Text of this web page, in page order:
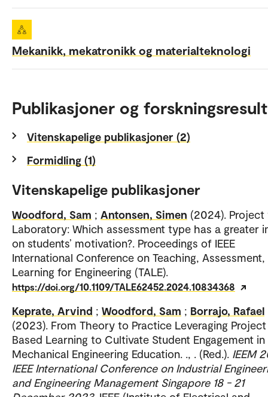
Mekanikk, mekatronikk og materialteknologi
Publikasjoner og
Vitenskapelige publikasjoner (2)
Formidling (1)
Vitenskapelige publikasjoner
Woodford, Sam ; Antonsen, Simen (2024). Project
Laboratory: Which assessment type has a greater
on students’ motivation?. Proceedings of IEEE
International Conference on Teaching, Assessment,
Learning for Engineering (TALE).
https://doi.org/10.1109/TALE62452.2024.10834368
Keprate, Arvind ; Woodford, Sam ; Borrajo, Rafael
(2023). From Theory to Practice Leveraging Project
Based Learning to Cultivate Student Engagement in
Mechanical Engineering Education. ., . (Red.). IEEM
IEEE International Conference on Industrial
and Engineering Management Singapore 18 - 21